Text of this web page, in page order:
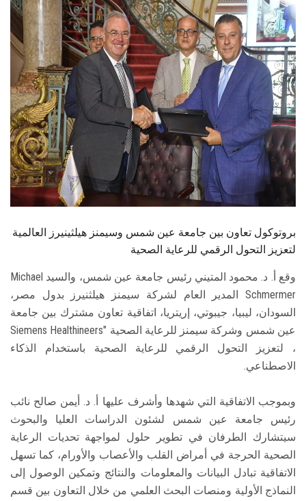
هيئة التدريس
الدراسات العليا
الخريجين
الموظفون
الزائـرون
بروتوكول تعاون بين جامعة عين شمس وسيمنز هيلثينيرز العالمية
لتعزيز التحول الرقمي للرعاية الصحية
وقع أ. د. محمود المتيني رئيس جامعة عين شمس، والسيد Michael
Schmermer المدير العام لشركة سيمنز هيلثنيرز بدول مصر،
السودان، ليبيا، جيبوتي، إريتريا، اتفاقية تعاون مشترك بين جامعة
عين شمس وشركة سيمنز للرعاية الصحية "Siemens Healthineers
، لتعزيز التحول الرقمي للرعاية الصحية باستخدام الذكاء
الاصطناعي.
وبموجب الاتفاقية التي شهدها وأشرف عليها أ. د. أيمن صالح نائب
رئيس جامعة عين شمس لشئون الدراسات العليا والبحوث
سيتشارك الطرفان في تطوير حلول لمواجهة تحديات الرعاية
الصحية الحرجة في أمراض القلب والأعصاب والأورام، كما تسهل
الاتفاقية تبادل البيانات والمعلومات والنتائج وتمكين الوصول إلى
النماذج الأولية ومنصات البحث العلمي من خلال التعاون بين قسم